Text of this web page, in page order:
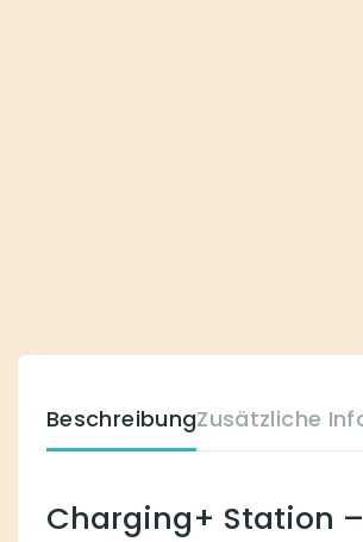
BeschreibungZusätzliche
Charging+ Station